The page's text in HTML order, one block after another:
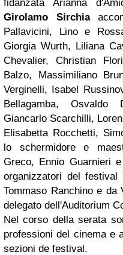
fidanzata Arianna
Girolamo Sirchia
Pallavicini, Lino e
Giorgia Wurth, Liliana
Chevalier, Christian
Balzo, Massimiliano
Verginelli, Isabel
Bellagamba, Osvaldo
Giancarlo Scarchilli,
Elisabetta Rocchetti,
lo schermidore e
Greco, Ennio Guarnieri
organizzatori del
Tommaso Ranchino e da
delegato dell'Auditorium
Nel corso della serata
professioni del cinema e
sezioni de festival.